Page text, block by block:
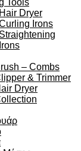
Tools
Hair Dryer
Irons
Straightening
Irons
– Combs
& Trimmer
Dryer